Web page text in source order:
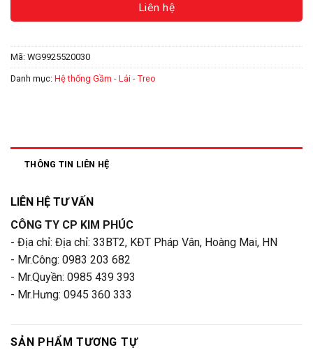
Liên hệ
Mã: WG9925520030
Danh mục: Hệ thống Gầm - Lái - Treo
THÔNG TIN LIÊN HỆ
LIÊN HỆ TƯ VẤN
CÔNG TY CP KIM PHÚC
- Địa chỉ: Địa chỉ: 33BT2, KĐT Pháp Vân, Hoàng Mai, HN
- Mr.Công: 0983 203 682
- Mr.Quyền: 0985 439 393
- Mr.Hưng: 0945 360 333
SẢN PHẨM TƯƠNG TỰ